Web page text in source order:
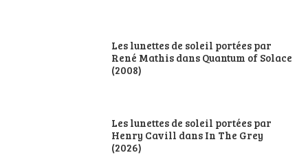
Les lunettes de soleil portées par
René Mathis dans Quantum of Solace
(2008)
Les lunettes de soleil portées par
Henry Cavill dans In The Grey
(2026)